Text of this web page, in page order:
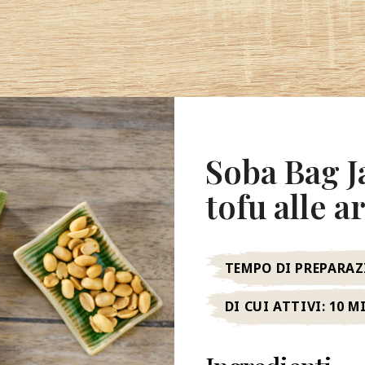
Soba Bag
tofu alle
TEMPO DI
DI CUI ATTIVI: 10